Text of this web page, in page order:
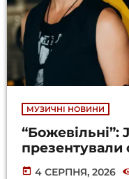
МУЗИЧНІ НОВИНИ
“Божевільні”:
презентували
today 4 СЕРПНЯ, 2026